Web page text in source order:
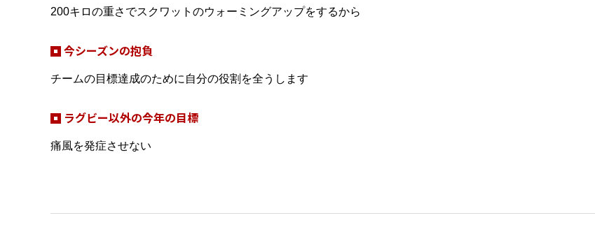
200キロの重さでスクワットのウォーミングアップをするから
今シーズンの抱負
チームの目標達成のために自分の役割を全うします
ラグビー以外の今年の目標
痛風を発症させない